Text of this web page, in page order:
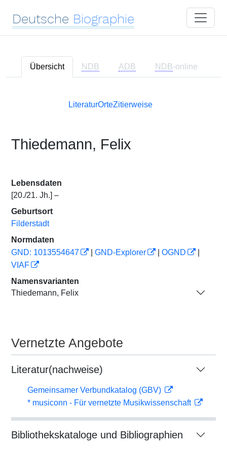
Deutsche Biographie
Übersicht NDB ADB NDB-online
LiteraturOrteZitierweise
Thiedemann, Felix
Lebensdaten
[20./21. Jh.] –
Geburtsort
Filderstadt
Normdaten
GND: 1013554647
GND-Explorer OGND
VIAF
Namensvarianten
Thiedemann, Felix
Vernetzte Angebote
Literatur(nachweise)
Gemeinsamer Verbundkatalog (GBV)
* musiconn - Für vernetzte Musikwissenschaft
Bibliothekskataloge und Bibliographien